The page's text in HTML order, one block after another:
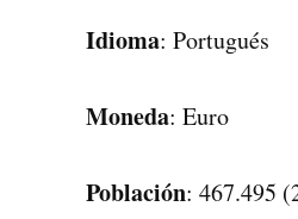
Idioma: Portugués
Moneda: Euro
Población: 467.495